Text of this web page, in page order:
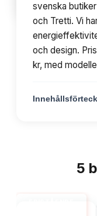
svenska
och Tretti. Vi
och design.
kr, med
5